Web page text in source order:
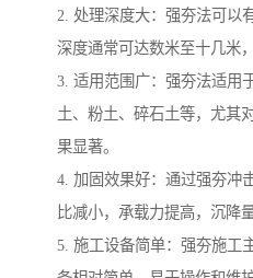
2. 处理深度大：强夯法可以
深度通常可达数米至十几米
3. 适用范围广：强夯法适用
土、粉土、碎石土等，尤其
果显著。
4. 加固效果好：通过强夯冲
比减小，承载力提高，沉降
5. 施工设备简单：强夯施工